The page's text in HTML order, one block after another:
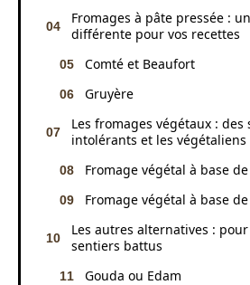
Fromages à pâte pressée :
différente pour vos recettes
Comté et Beaufort
Gruyère
Les fromages végétaux :
intolérants et les végétaliens
Fromage végétal à base
Fromage végétal à base
Les autres alternatives :
sentiers battus
Gouda ou Edam